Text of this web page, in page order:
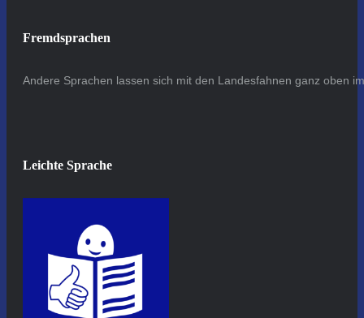
Fremdsprachen
Andere Sprachen lassen sich mit den Landesfahnen ganz oben
Leichte Sprache